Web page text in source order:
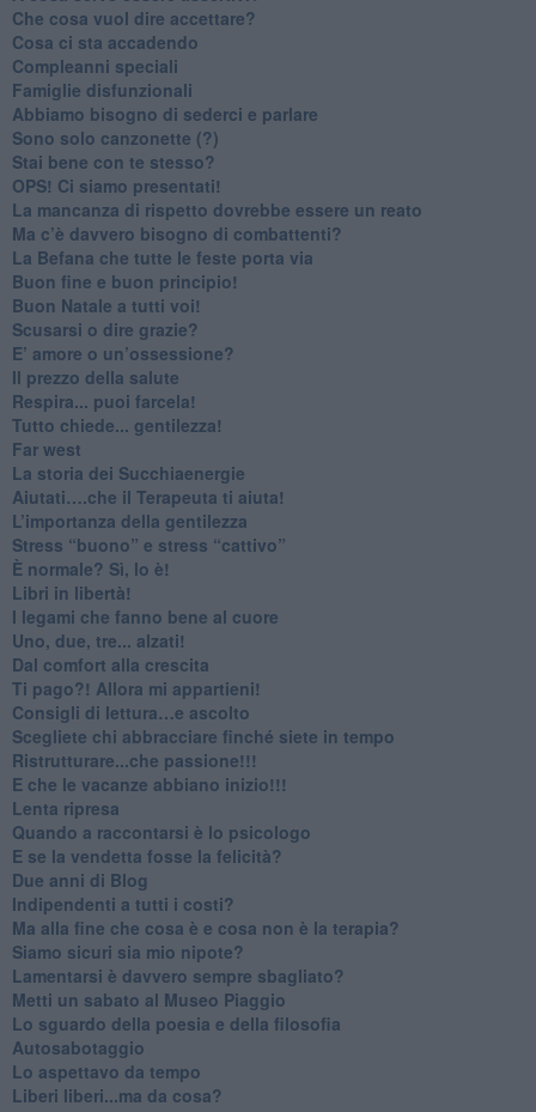
​Che cosa vuol dire accettare?
​Cosa ci sta accadendo
​Compleanni speciali
​Famiglie disfunzionali
​Abbiamo bisogno di sederci e parlare
Sono solo canzonette (?)
​Stai bene con te stesso?
​OPS! Ci siamo presentati!
​La mancanza di rispetto dovrebbe essere un reato
​Ma c’è davvero bisogno di combattenti?
​La Befana che tutte le feste porta via
Buon fine e buon principio!
​Buon Natale a tutti voi!
​Scusarsi o dire grazie?
​E’ amore o un’ossessione?
​Il prezzo della salute
​Respira... puoi farcela!
​Tutto chiede... gentilezza!
​Far west
​La storia dei Succhiaenergie
​Aiutati….che il Terapeuta ti aiuta!
​L’importanza della gentilezza
​Stress “buono” e stress “cattivo”
​È normale? Sì, lo è!
​Libri in libertà!
​I legami che fanno bene al cuore
Uno, due, tre... alzati!​
​Dal comfort alla crescita
​Ti pago?! Allora mi appartieni!​
​Consigli di lettura…e ascolto
​Scegliete chi abbracciare finché siete in tempo
​Ristrutturare...che passione!!!
​E che le vacanze abbiano inizio!!!
​Lenta ripresa
​Quando a raccontarsi è lo psicologo
​E se la vendetta fosse la felicità?
​Due anni di Blog
​Indipendenti a tutti i costi?
​Ma alla fine che cosa è e cosa non è la terapia?
​Siamo sicuri sia mio nipote?
​Lamentarsi è davvero sempre sbagliato?
​Metti un sabato al Museo Piaggio
​Lo sguardo della poesia e della filosofia
Autosabotaggio
​Lo aspettavo da tempo
​Liberi liberi...ma da cosa?